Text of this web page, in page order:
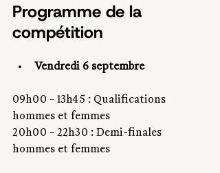
Programme de la
compétition
Vendredi 6 septembre
09h00 - 13h45 : Qualifications
hommes et femmes
20h00 - 22h30 : Demi-finales
hommes et femmes